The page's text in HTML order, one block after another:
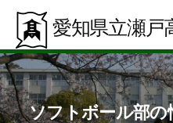
Skip
content
愛知県立瀬戸
ソフトボール部